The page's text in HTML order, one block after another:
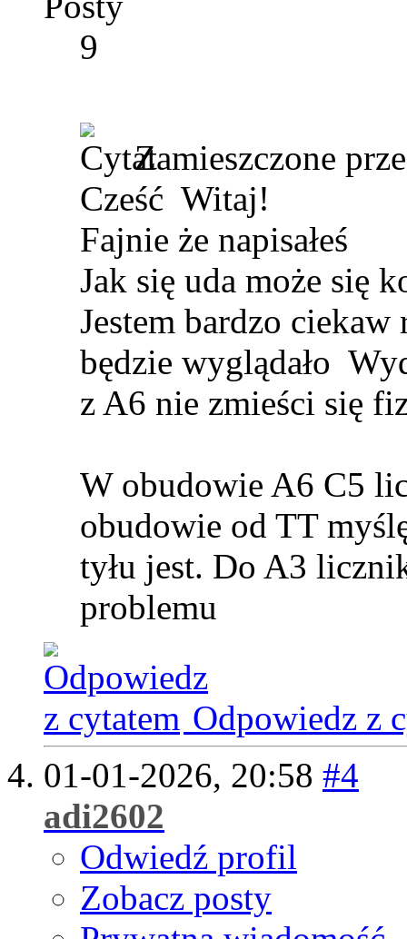
9
Zamieszczone
Cześć Witaj!
Fajnie że napisałeś
Jak się uda może się
Jestem bardzo
będzie wyglądało
z A6 nie zmieści się
W obudowie A6 C5
obudowie od TT
tyłu jest. Do A3
problemu
Odpowiedz z
01-01-2026, 20:58 #4
adi2602
Odwiedź profil
Zobacz posty